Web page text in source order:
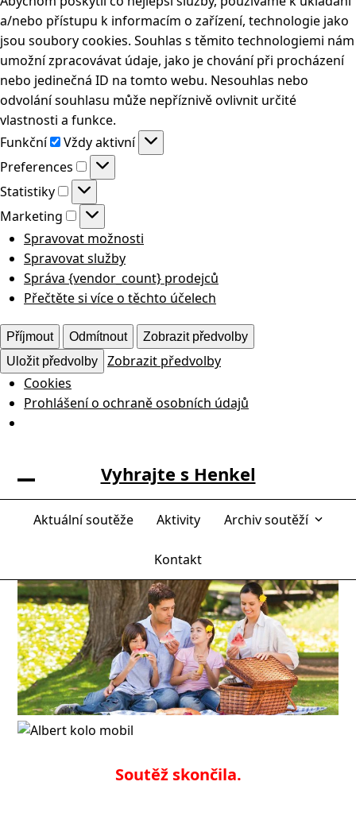
a/nebo přístupu k informacím o zařízení, technologie jako
jsou soubory cookies. Souhlas s těmito technologiemi nám
umožní zpracovávat údaje, jako je chování při procházení
nebo jedinečná ID na tomto webu. Nesouhlas nebo
odvolání souhlasu může nepříznivě ovlivnit určité
vlastnosti a funkce.
Funkční
Funkční
Vždy aktivní
Preferences
Preferences
Statistiky
Statistiky
Marketing
Marketing
Spravovat možnosti
Spravovat služby
Správa {vendor_count} prodejců
Přečtěte si více o těchto účelech
Příjmout Odmítnout
Zobrazit předvolby
Uložit předvolby
Zobrazit předvolby
Cookies
Prohlášení o ochraně osobních údajů
content
Vyhrajte s Henkel
Open
mobile
Close
mobile
Aktuální soutěže Aktivity Archiv soutěží
Kontakt
Soutěž skončila.